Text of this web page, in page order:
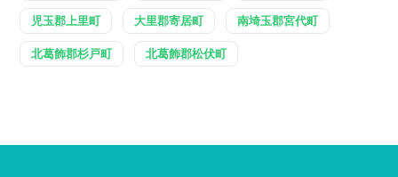
児玉郡上里町 大里郡寄居町 南埼玉郡宮代町
北葛飾郡杉戸町 北葛飾郡松伏町